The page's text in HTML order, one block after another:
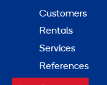
Customers
Rentals
Services
References